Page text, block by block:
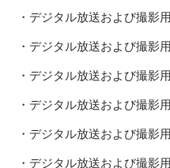
・デジタル放送および撮影
・デジタル放送および撮影
・デジタル放送および撮影
・デジタル放送および撮影
・デジタル放送および撮影
・デジタル放送および撮影